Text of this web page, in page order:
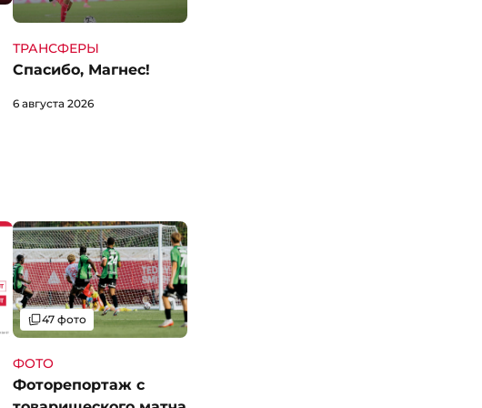
ТРАНСФЕРЫ
Спасибо, Магнес!
6 августа 2026
ФОТО
Фоторепортаж с
Галерея
47 фото